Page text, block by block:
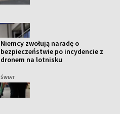
Niemcy zwołują naradę o
bezpieczeństwie po incydencie z
dronem na lotnisku
ŚWIAT